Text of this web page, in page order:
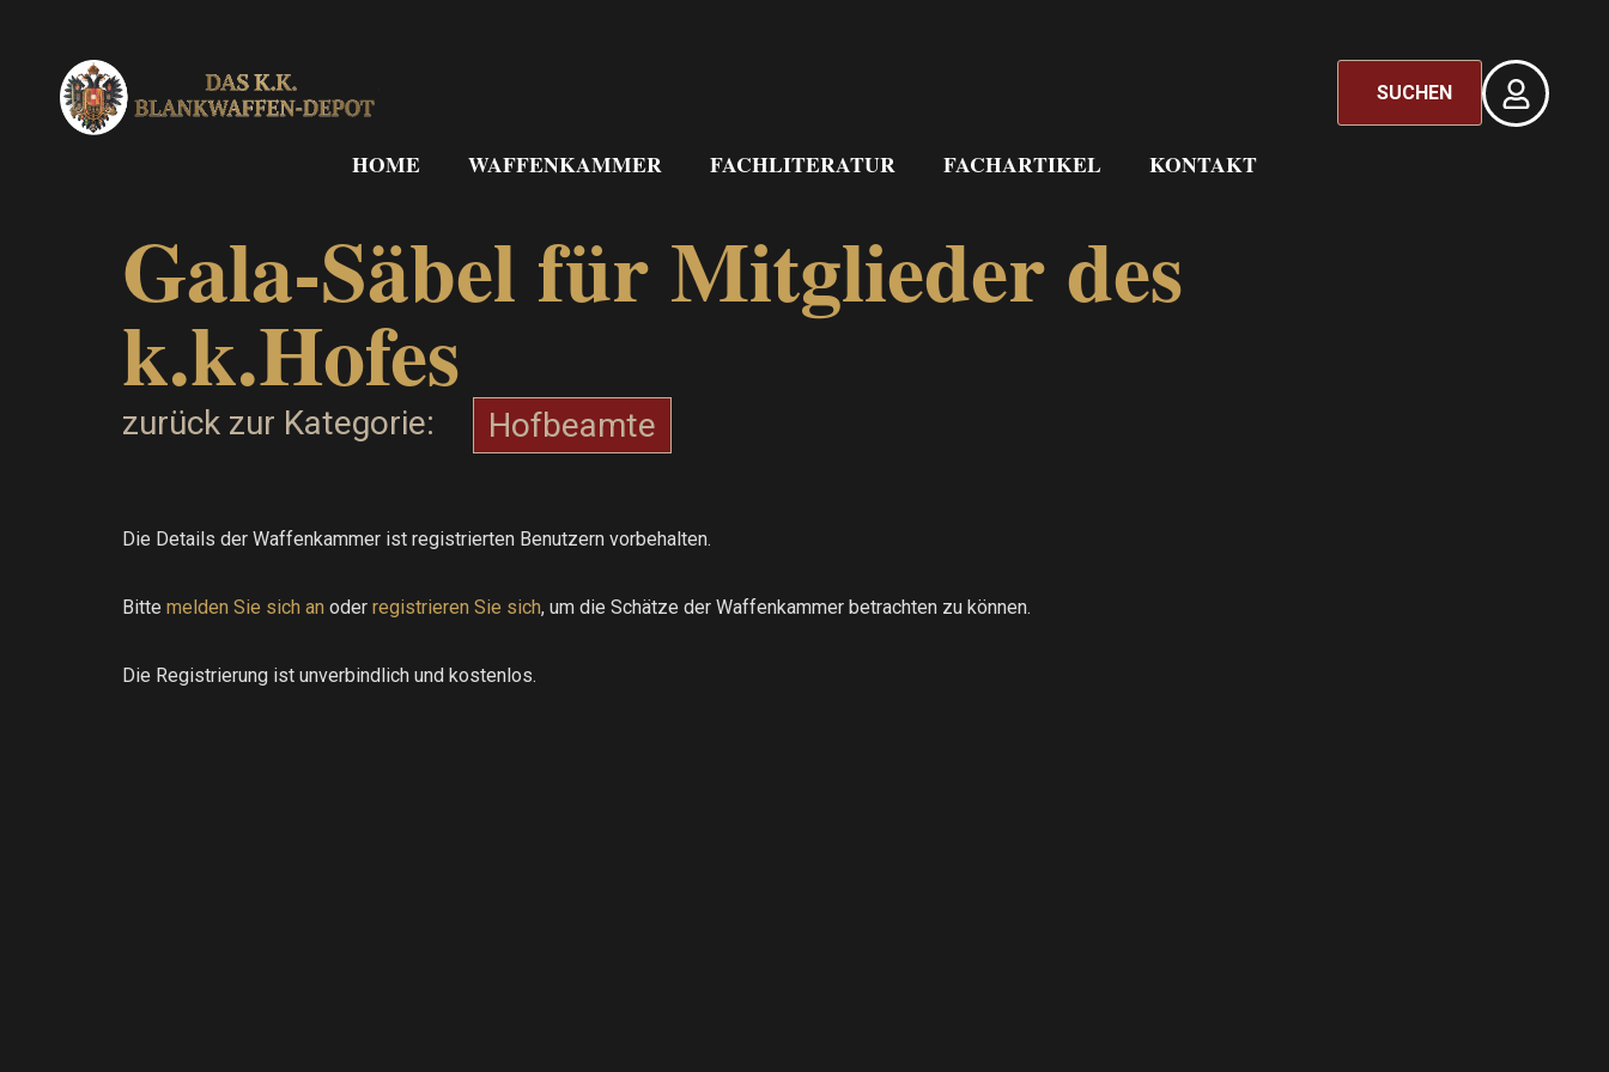
Inhalt
springen
SUCHEN
HOME WAFFENKAMMER FACHLITERATUR FACHARTIKEL KONTAKT
Gala-Säbel für Mitglieder des
k.k.Hofes
zurück zur Kategorie: Hofbeamte
Die Details der Waffenkammer ist registrierten Benutzern vorbehalten.
Bitte melden Sie sich an oder registrieren Sie sich, um die Schätze der Waffenkammer betrachten zu können.
Die Registrierung ist unverbindlich und kostenlos.